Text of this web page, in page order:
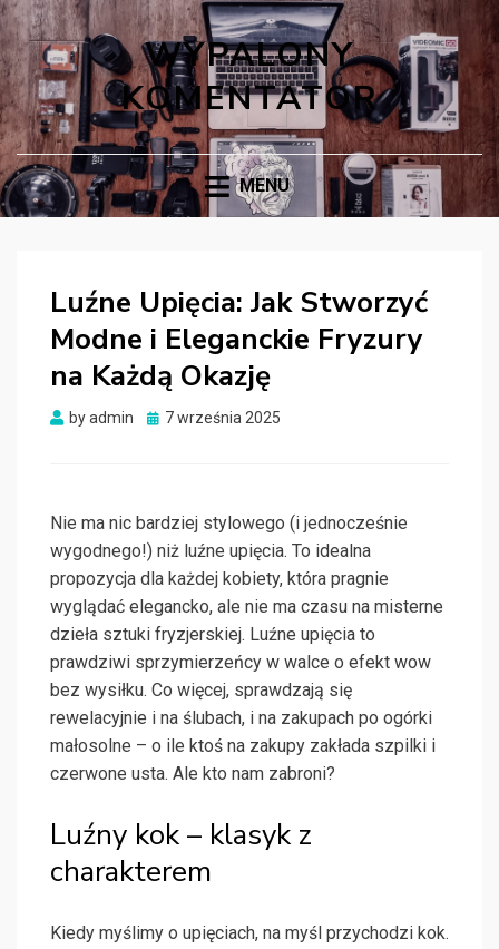
WYPALONY
KOMENTATOR
MENU
Luźne Upięcia: Jak Stworzyć
Modne i Eleganckie Fryzury
na Każdą Okazję
byadmin
Posted
7 września 2025
Nie ma nic bardziej stylowego (i jednocześnie
wygodnego!) niż luźne upięcia. To idealna
propozycja dla każdej kobiety, która pragnie
wyglądać elegancko, ale nie ma czasu na misterne
dzieła sztuki fryzjerskiej. Luźne upięcia to
prawdziwi sprzymierzeńcy w walce o efekt wow
bez wysiłku. Co więcej, sprawdzają się
rewelacyjnie i na ślubach, i na zakupach po ogórki
małosolne – o ile ktoś na zakupy zakłada szpilki i
czerwone usta. Ale kto nam zabroni?
Luźny kok – klasyk z
charakterem
Kiedy myślimy o upięciach, na myśl przychodzi kok.